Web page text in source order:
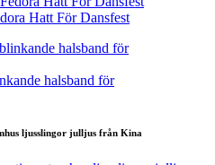
Hatt För Dansfest
halsband för
ljusslingor julljus från Kina